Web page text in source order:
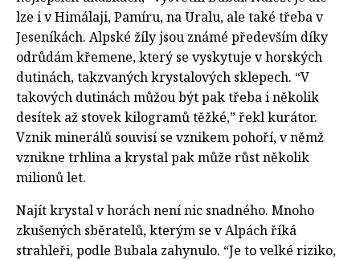
lze i v Himálaji, Pamíru, na Uralu, ale také třeba v
Jeseníkách. Alpské žíly jsou známé především díky
odrůdám křemene, který se vyskytuje v horských
dutinách, takzvaných krystalových sklepech. “V
takových dutinách můžou být pak třeba i několik
desítek až stovek kilogramů těžké,” řekl kurátor.
Vznik minerálů souvisí se vznikem pohoří, v němž
vznikne trhlina a krystal pak může růst několik
milionů let.
Najít krystal v horách není nic snadného. Mnoho
zkušených sběratelů, kterým se v Alpách říká
strahleři, podle Bubala zahynulo. “Je to velké riziko,